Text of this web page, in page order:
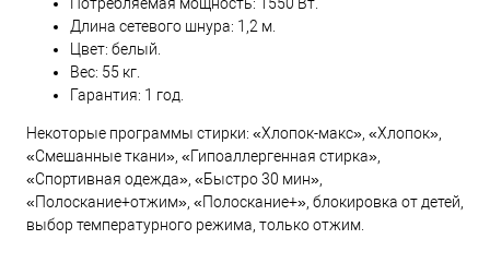
Длина сетевого шнура: 1,2 м.
Цвет: белый.
Вес: 55 кг.
Гарантия: 1 год.
Некоторые программы стирки: «Хлопок-макс», «Хлопок»,
«Смешанные ткани», «Гипоаллергенная стирка»,
«Спортивная одежда», «Быстро 30 мин»,
«Полоскание+отжим», «Полоскание+», блокировка от детей,
выбор температурного режима, только отжим.